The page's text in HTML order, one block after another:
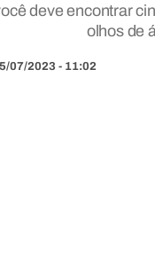
deve encontrar
olhos de
07/2023 - 11:02